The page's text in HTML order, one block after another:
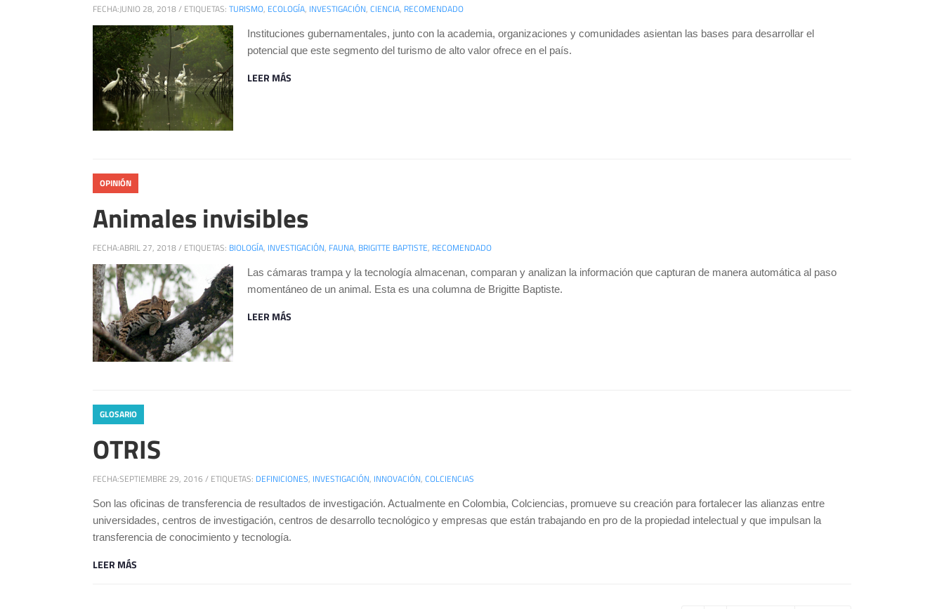
FECHA:JUNIO 28, 2018/ ETIQUETAS: TURISMO, ECOLOGÍA, INVESTIGACIÓN, CIENCIA, RECOMENDADO
Instituciones gubernamentales, junto con la academia, organizaciones y comunidades asientan las bases para desarrollar el
potencial que este segmento del turismo de alto valor ofrece en el país.
LEER MÁS
OPINIÓN
Animales invisibles
FECHA:ABRIL 27, 2018/ ETIQUETAS: BIOLOGÍA, INVESTIGACIÓN, FAUNA, BRIGITTE BAPTISTE, RECOMENDADO
Las cámaras trampa y la tecnología almacenan, comparan y analizan la información que capturan de manera automática al paso
momentáneo de un animal. Esta es una columna de Brigitte Baptiste.
LEER MÁS
GLOSARIO
OTRIS
FECHA:SEPTIEMBRE 29, 2016 / ETIQUETAS: DEFINICIONES, INVESTIGACIÓN, INNOVACIÓN, COLCIENCIAS
Son las oficinas de transferencia de resultados de investigación. Actualmente en Colombia, Colciencias, promueve su creación para fortalecer las alianzas entre
universidades, centros de investigación, centros de desarrollo tecnológico y empresas que están trabajando en pro de la propiedad intelectual y que impulsan la
transferencia de conocimiento y tecnología.
LEER MÁS